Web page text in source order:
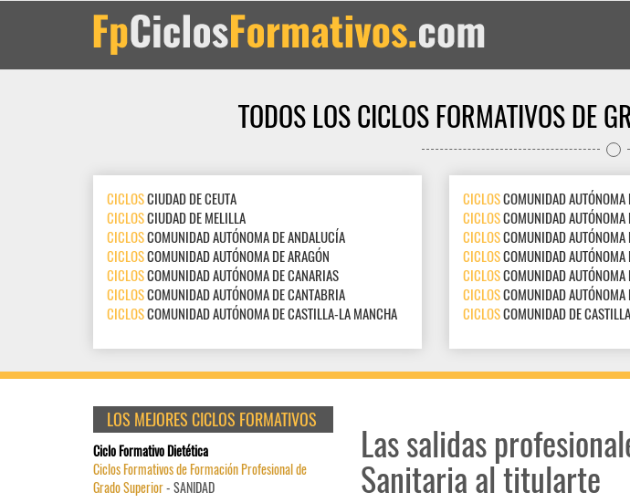
TODOS LOS CICLOS FORMATIVOS DE
CICLOSCIUDAD DE CEUTA
CICLOSCIUDAD DE MELILLA
CICLOSCOMUNIDAD AUTÓNOMA DE ANDALUCÍA
CICLOSCOMUNIDAD AUTÓNOMA DE ARAGÓN
CICLOSCOMUNIDAD AUTÓNOMA DE CANARIAS
CICLOSCOMUNIDAD AUTÓNOMA DE CANTABRIA
CICLOSCOMUNIDAD AUTÓNOMA DE CASTILLA-LA MANCHA
CICLOSCOMUNIDAD AUTÓNOMA
CICLOSCOMUNIDAD AUTÓNOMA
CICLOSCOMUNIDAD AUTÓNOMA
CICLOSCOMUNIDAD AUTÓNOMA
CICLOSCOMUNIDAD AUTÓNOMA
CICLOSCOMUNIDAD AUTÓNOMA
CICLOSCOMUNIDAD DE
Las salidas
Sanitaria al titularte
LOS MEJORES CICLOS FORMATIVOS
Ciclo Formativo Dietética
Ciclos Formativos de Formación Profesional de
Grado Superior- SANIDAD